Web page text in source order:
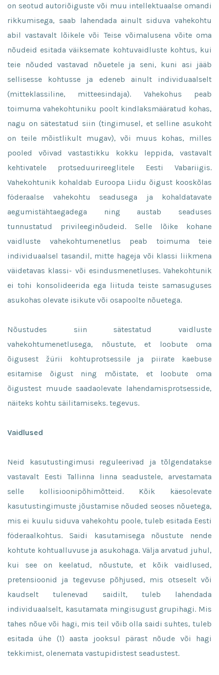
on seotud autoriõiguste või muu intellektuaalse omandi
rikkumisega, saab lahendada ainult siduva vahekohtu
abil vastavalt lõikele või Teise võimalusena võite oma
nõudeid esitada väiksemate kohtuvaidluste kohtus, kui
teie nõuded vastavad nõuetele ja seni, kuni asi jääb
sellisesse kohtusse ja edeneb ainult individuaalselt
(mitteklassiline, mitteesindaja). Vahekohus peab
toimuma vahekohtuniku poolt kindlaksmääratud kohas,
nagu on sätestatud siin (tingimusel, et selline asukoht
on teile mõistlikult mugav), või muus kohas, milles
pooled võivad vastastikku kokku leppida, vastavalt
kehtivatele protseduurireeglitele Eesti Vabariigis.
Vahekohtunik kohaldab Euroopa Liidu õigust kooskõlas
föderaalse vahekohtu seadusega ja kohaldatavate
aegumistähtaegadega ning austab seaduses
tunnustatud privileeginõudeid. Selle lõike kohane
vaidluste vahekohtumenetlus peab toimuma teie
individuaalsel tasandil, mitte hageja või klassi liikmena
väidetavas klassi- või esindusmenetluses. Vahekohtunik
ei tohi konsolideerida ega liituda teiste samasuguses
asukohas olevate isikute või osapoolte nõuetega.
Nõustudes siin sätestatud vaidluste
vahekohtumenetlusega, nõustute, et loobute oma
õigusest žürii kohtuprotsessile ja piirate kaebuse
esitamise õigust ning mõistate, et loobute oma
õigustest muude saadaolevate lahendamisprotsesside,
näiteks kohtu säilitamiseks. tegevus.
Vaidlused
Neid kasutustingimusi reguleerivad ja tõlgendatakse
vastavalt Eesti Tallinna linna seadustele, arvestamata
selle kollisioonipõhimõtteid. Kõik käesolevate
kasutustingimuste jõustamise nõuded seoses nõuetega,
mis ei kuulu siduva vahekohtu poole, tuleb esitada Eesti
föderaalkohtus. Saidi kasutamisega nõustute nende
kohtute kohtualluvuse ja asukohaga. Välja arvatud juhul,
kui see on keelatud, nõustute, et kõik vaidlused,
pretensioonid ja tegevuse põhjused, mis otseselt või
kaudselt tulenevad saidilt, tuleb lahendada
individuaalselt, kasutamata mingisugust grupihagi. Mis
tahes nõue või hagi, mis teil võib olla saidi suhtes, tuleb
esitada ühe (1) aasta jooksul pärast nõude või hagi
tekkimist, olenemata vastupidistest seadustest.